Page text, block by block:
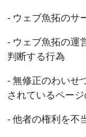
- ウェブ魚拓のサ
- ウェブ魚拓の運
判断する行為
- 無修正のわいせ
されているページ
- 他者の権利を不